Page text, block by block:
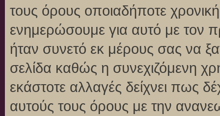
τους όρους οποιαδήποτε
ενημερώσουμε για αυτό με τον
ήταν συνετό εκ μέρους σας να
σελίδα καθώς η συνεχιζόμενη
εκάστοτε αλλαγές δείχνει πως
αυτούς τους όρους με την